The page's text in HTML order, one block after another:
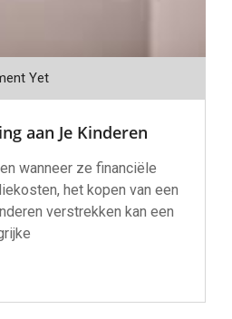
Yet
aan Je Kinderen
wanneer ze financiële
het kopen van een
verstrekken kan een